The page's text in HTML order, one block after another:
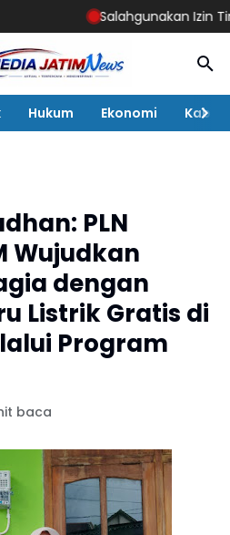
Salahgunakan Izin
Hukum Ekonomi Kabar
PLN
Wujudkan
dengan
Listrik Gratis di
Program
baca